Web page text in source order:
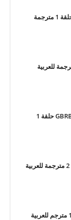
برنامج بارك بوغوم حلاق القرية حلقة 1 مترجمة
برنامج GBRB: Reap What You Sow حلقة 1